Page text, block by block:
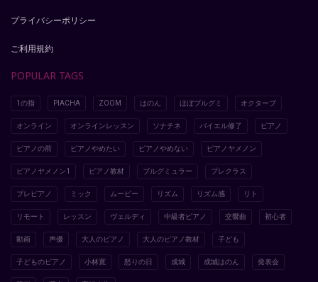
プライバシーポリシー
ご利用規約
POPULAR TAGS
1の指 PIACHA ZOOM はのん ほぼブルグミ オクターブ
オンライン オンラインレッスン ソナチネ バイエル修了 ピアノ
ピアノの前 ピアノやめたい ピアノやめない ピアノヤメノン
ピアノヤメノン1 ピアノ教材 ブルグミュラー プレクラス
プレピアノ ミック ムービー リズム リズム感 リト
リモート レッスン ヴェルディ 中級者ピアノ 交響曲 初心者
動画 声優 大人のピアノ 大人のピアノ教材 子ども
子どものピアノ 小林寛 怒りの日 成城 成城はのん 発表会